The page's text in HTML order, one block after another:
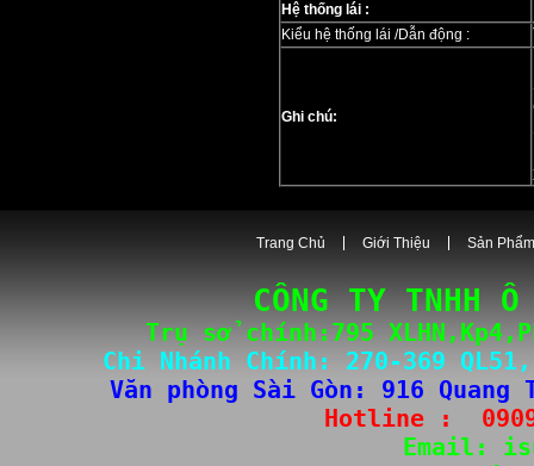
Hệ thống lái :
Kiểu hệ thống lái /Dẫn động :
Ghi chú:
Trang Chủ Giới Thiệu Sản Phẩm
CÔNG TY TNHH
Trụ sở chính:795
Chi Nhánh Chính: 270-369
Văn phòng Sài Gòn : 916 Quang
Hotline :
Email: